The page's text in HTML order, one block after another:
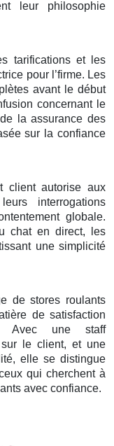
leur philosophie
tarifications et les
pour l’firme. Les
avant le début
concernant le
la assurance des
sur la confiance
client autorise aux
interrogations
globale.
chat en direct, les
une simplicité
de stores roulants
de satisfaction
Avec une staff
sur le client, et une
elle se distingue
qui cherchent à
avec confiance.